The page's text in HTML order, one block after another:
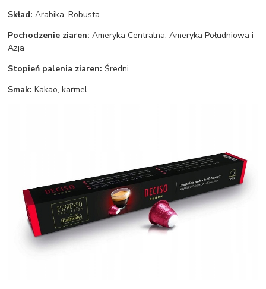
Skład: Arabika, Robusta
Pochodzenie ziaren:Ameryka Centralna, Ameryka Południowa i
Azja
Stopień palenia ziaren:Średni
Smak:Kakao, karmel